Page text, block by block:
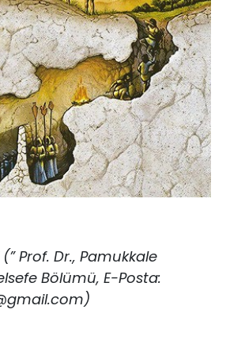
Prof. Dr., Pamukkale
Bölümü, E-Posta: